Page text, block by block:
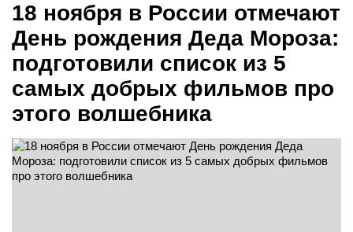
18 ноября в России отмечают
День рождения Деда Мороза:
подготовили список из 5
самых добрых фильмов про
этого волшебника